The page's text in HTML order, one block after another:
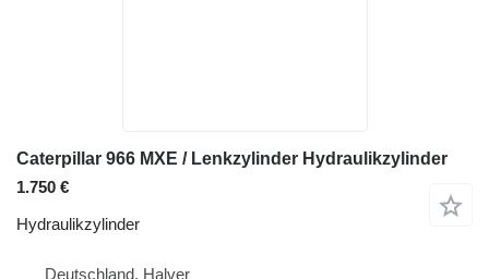
Caterpillar 966 MXE / Lenkzylinder Hydraulikzylinder
1.750 €
Hydraulikzylinder
Deutschland, Halver